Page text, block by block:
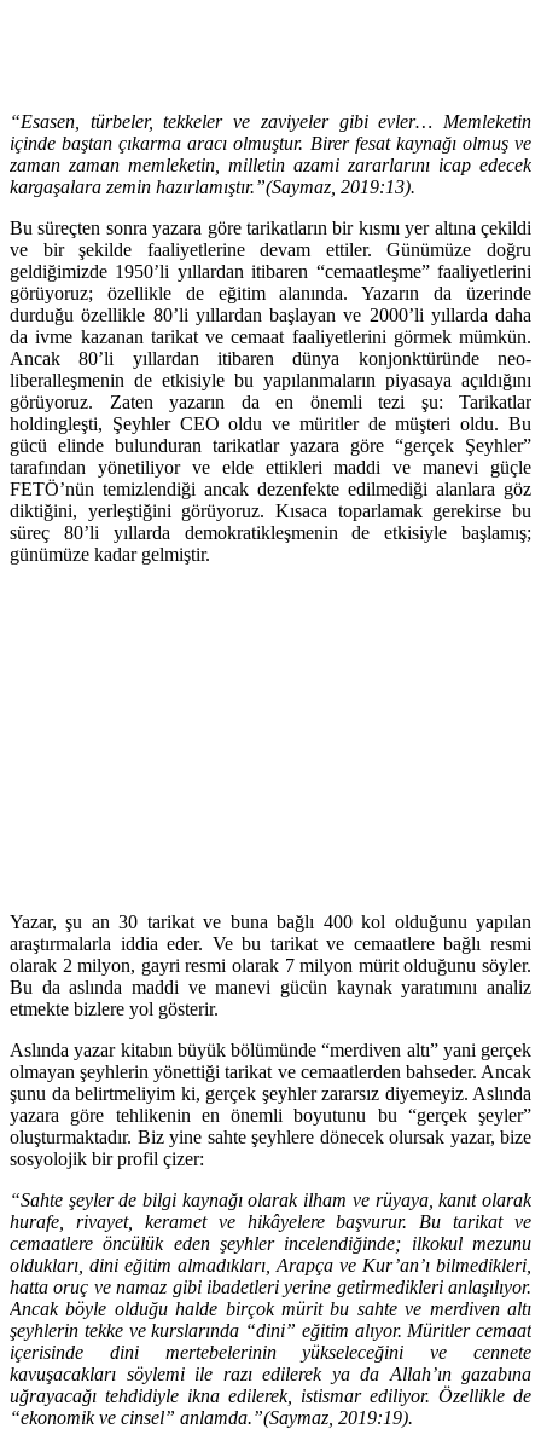
“Esasen, türbeler, tekkeler ve zaviyeler gibi evler… Memleketin
içinde baştan çıkarma aracı olmuştur. Birer fesat kaynağı olmuş ve
zaman zaman memleketin, milletin azami zararlarını icap edecek
kargaşalara zemin hazırlamıştır.”(Saymaz, 2019:13).
Bu süreçten sonra yazara göre tarikatların bir kısmı yer altına çekildi
ve bir şekilde faaliyetlerine devam ettiler. Günümüze doğru
geldiğimizde 1950’li yıllardan itibaren “cemaatleşme” faaliyetlerini
görüyoruz; özellikle de eğitim alanında. Yazarın da üzerinde
durduğu özellikle 80’li yıllardan başlayan ve 2000’li yıllarda daha
da ivme kazanan tarikat ve cemaat faaliyetlerini görmek mümkün.
Ancak 80’li yıllardan itibaren dünya konjonktüründe neo-
liberalleşmenin de etkisiyle bu yapılanmaların piyasaya açıldığını
görüyoruz. Zaten yazarın da en önemli tezi şu: Tarikatlar
holdingleşti, Şeyhler CEO oldu ve müritler de müşteri oldu. Bu
gücü elinde bulunduran tarikatlar yazara göre “gerçek Şeyhler”
tarafından yönetiliyor ve elde ettikleri maddi ve manevi güçle
FETÖ’nün temizlendiği ancak dezenfekte edilmediği alanlara göz
diktiğini, yerleştiğini görüyoruz. Kısaca toparlamak gerekirse bu
süreç 80’li yıllarda demokratikleşmenin de etkisiyle başlamış;
günümüze kadar gelmiştir.
Yazar, şu an 30 tarikat ve buna bağlı 400 kol olduğunu yapılan
araştırmalarla iddia eder. Ve bu tarikat ve cemaatlere bağlı resmi
olarak 2 milyon, gayri resmi olarak 7 milyon mürit olduğunu söyler.
Bu da aslında maddi ve manevi gücün kaynak yaratımını analiz
etmekte bizlere yol gösterir.
Aslında yazar kitabın büyük bölümünde “merdiven altı” yani gerçek
olmayan şeyhlerin yönettiği tarikat ve cemaatlerden bahseder. Ancak
şunu da belirtmeliyim ki, gerçek şeyhler zararsız diyemeyiz. Aslında
yazara göre tehlikenin en önemli boyutunu bu “gerçek şeyler”
oluşturmaktadır. Biz yine sahte şeyhlere dönecek olursak yazar, bize
sosyolojik bir profil çizer:
“Sahte şeyler de bilgi kaynağı olarak ilham ve rüyaya, kanıt olarak
hurafe, rivayet, keramet ve hikâyelere başvurur. Bu tarikat ve
cemaatlere öncülük eden şeyhler incelendiğinde; ilkokul mezunu
oldukları, dini eğitim almadıkları, Arapça ve Kur’an’ı bilmedikleri,
hatta oruç ve namaz gibi ibadetleri yerine getirmedikleri anlaşılıyor.
Ancak böyle olduğu halde birçok mürit bu sahte ve merdiven altı
şeyhlerin tekke ve kurslarında “dini” eğitim alıyor. Müritler cemaat
içerisinde dini mertebelerinin yükseleceğini ve cennete
kavuşacakları söylemi ile razı edilerek ya da Allah’ın gazabına
uğrayacağı tehdidiyle ikna edilerek, istismar ediliyor. Özellikle de
“ekonomik ve cinsel” anlamda.”(Saymaz, 2019:19).